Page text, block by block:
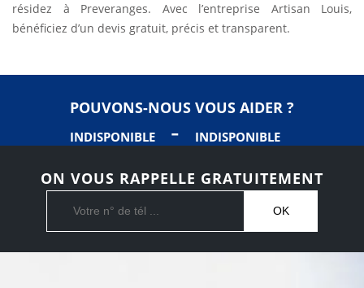
résidez à Preveranges. Avec l’entreprise Artisan Louis,
bénéficiez d’un devis gratuit, précis et transparent.
POUVONS-NOUS VOUS AIDER ?
INDISPONIBLE - INDISPONIBLE
ON VOUS RAPPELLE GRATUITEMENT